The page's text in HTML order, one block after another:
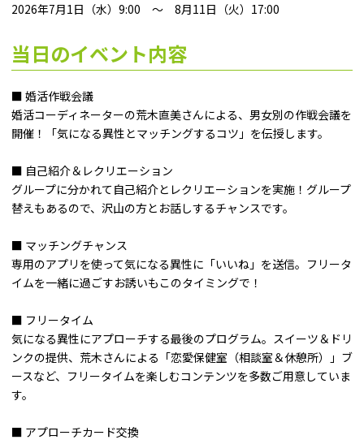
2026年7月1日（水）9:00 ～ 8月11日（火）17:00
当日のイベント内容
■ 婚活作戦会議
婚活コーディネーターの荒木直美さんによる、男女別の作戦会議を
開催！「気になる異性とマッチングするコツ」を伝授します。
■ 自己紹介＆レクリエーション
グループに分かれて自己紹介とレクリエーションを実施！グループ
替えもあるので、沢山の方とお話しするチャンスです。
■ マッチングチャンス
専用のアプリを使って気になる異性に「いいね」を送信。フリータ
イムを一緒に過ごすお誘いもこのタイミングで！
■ フリータイム
気になる異性にアプローチする最後のプログラム。スイーツ＆ドリ
ンクの提供、荒木さんによる「恋愛保健室（相談室＆休憩所）」ブ
ースなど、フリータイムを楽しむコンテンツを多数ご用意していま
す。
■ アプローチカード交換